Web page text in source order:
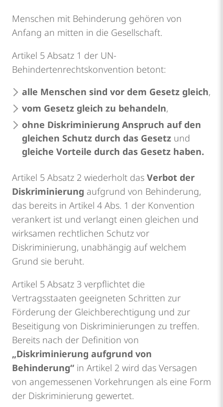
Menschen mit Behinderung gehören von
Anfang an mitten in die Gesellschaft.
Artikel 5 Absatz 1 der UN-
Behindertenrechtskonvention betont:
alle Menschen sind vor dem Gesetz gleich,
vom Gesetz gleich zu behandeln,
ohne Diskriminierung Anspruch auf den
gleichen Schutz durch das Gesetz und
gleiche Vorteile durch das Gesetz haben.
Artikel 5 Absatz 2 wiederholt das Verbot der
Diskriminierung aufgrund von Behinderung,
das bereits in Artikel 4 Abs. 1 der Konvention
verankert ist und verlangt einen gleichen und
wirksamen rechtlichen Schutz vor
Diskriminierung, unabhängig auf welchem
Grund sie beruht.
Artikel 5 Absatz 3 verpflichtet die
Vertragsstaaten geeigneten Schritten zur
Förderung der Gleichberechtigung und zur
Beseitigung von Diskriminierungen zu treffen.
Bereits nach der Definition von
„Diskriminierung aufgrund von
Behinderung“ in Artikel 2 wird das Versagen
von angemessenen Vorkehrungen als eine Form
der Diskriminierung gewertet.